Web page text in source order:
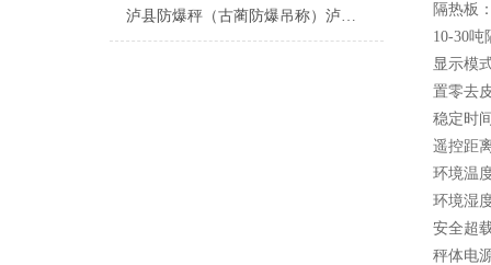
泸县防爆秤（古蔺防爆吊称）泸州防爆磅秤）叙永防爆天平维修
隔热板
10-30吨
显示模
置零去
稳定时
遥控距
环境温
环境湿
安全超
秤体电